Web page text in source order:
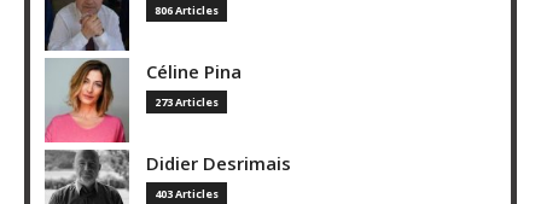
806 Articles
Céline Pina
273 Articles
Didier Desrimais
403 Articles